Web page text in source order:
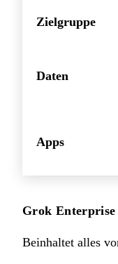
Zielgruppe
Daten
Apps
Grok Enterprise
Beinhaltet alles